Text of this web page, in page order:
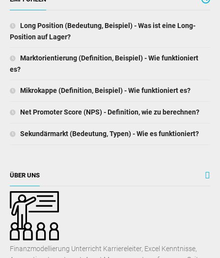
Long Position (Bedeutung, Beispiel) - Was ist eine Long-
Position auf Lager?
Marktorientierung (Definition, Beispiel) - Wie funktioniert
es?
Mikrokappe (Definition, Beispiel) - Wie funktioniert es?
Net Promoter Score (NPS) - Definition, wie zu berechnen?
Sekundärmarkt (Bedeutung, Typen) - Wie es funktioniert?
ÜBER UNS
Finanzmodellierung Unterricht Karriereleiter, Excel Kenntnisse,